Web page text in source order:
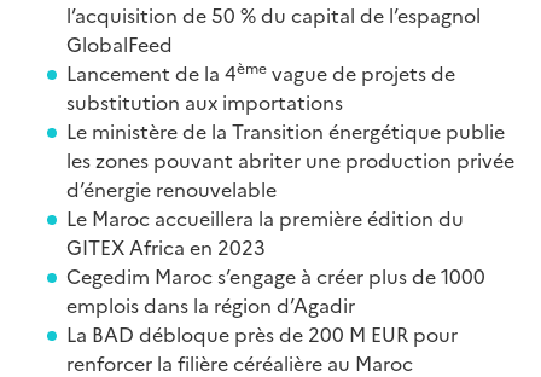
l’acquisition de 50 % du capital de l’espagnol
GlobalFeed
Lancement de la 4ème vague de projets de
substitution aux importations
Le ministère de la Transition énergétique publie
les zones pouvant abriter une production privée
d’énergie renouvelable
Le Maroc accueillera la première édition du
GITEX Africa en 2023
Cegedim Maroc s’engage à créer plus de 1000
emplois dans la région d’Agadir
La BAD débloque près de 200 M EUR pour
renforcer la filière céréalière au Maroc